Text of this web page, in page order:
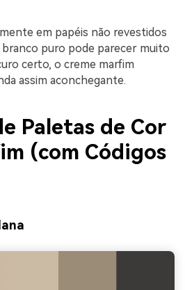
em papéis não revestidos
puro pode parecer muito
certo, o creme marfim
assim aconchegante.
Paletas de Cor
(com Códigos